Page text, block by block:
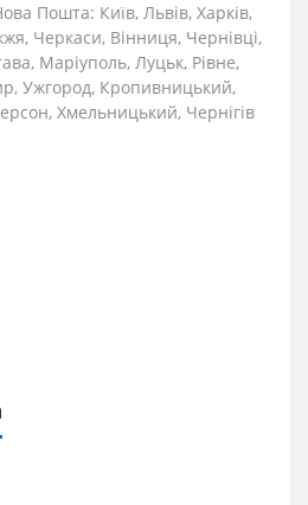
Пошта: Київ, Львів, Харків,
Черкаси, Вінниця, Чернівці,
Маріуполь, Луцьк, Рівне,
Ужгород, Кропивницький,
Хмельницький, Чернігів